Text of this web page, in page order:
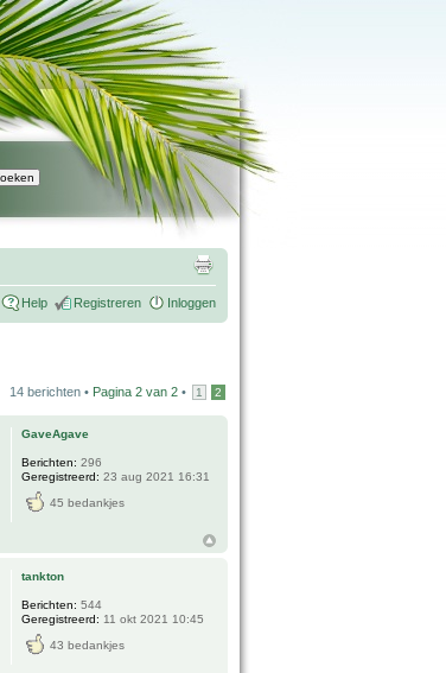
Help Registreren Inloggen
14 berichten • Pagina 2 van 2 • 1 2
GaveAgave
Berichten: 296
Geregistreerd: 23 aug 2021 16:31
45 bedankjes
tankton
Berichten: 544
Geregistreerd: 11 okt 2021 10:45
43 bedankjes